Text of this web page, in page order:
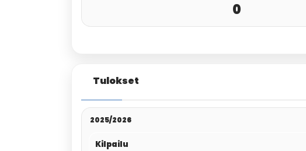
0
Tulokset
2025/2026
Kilpailu